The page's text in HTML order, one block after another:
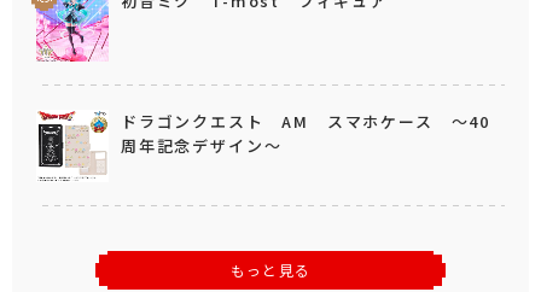
ドラゴンクエスト AM スマホケース ～40
周年記念デザイン～
もっと見る